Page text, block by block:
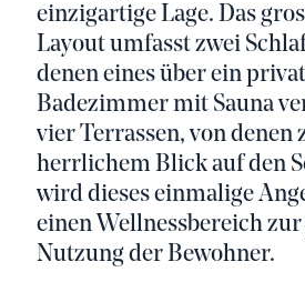
einzigartige Lage. Das
Layout umfasst zwei
denen eines über ein
Badezimmer mit Sauna
vier Terrassen, von denen
herrlichem Blick auf den
wird dieses einmalige
einen Wellnessbereich
Nutzung der Bewohner.